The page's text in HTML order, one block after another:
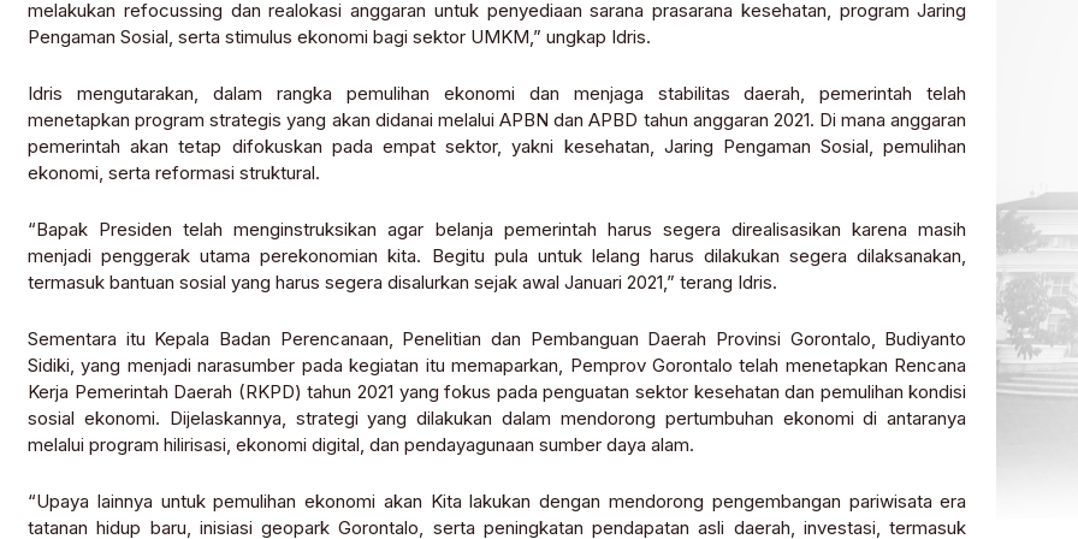
melakukan refocussing dan realokasi anggaran untuk penyediaan sarana prasarana kesehatan, program Jaring
Pengaman Sosial, serta stimulus ekonomi bagi sektor UMKM,” ungkap Idris.
Idris mengutarakan, dalam rangka pemulihan ekonomi dan menjaga stabilitas daerah, pemerintah telah
menetapkan program strategis yang akan didanai melalui APBN dan APBD tahun anggaran 2021. Di mana anggaran
pemerintah akan tetap difokuskan pada empat sektor, yakni kesehatan, Jaring Pengaman Sosial, pemulihan
ekonomi, serta reformasi struktural.
“Bapak Presiden telah menginstruksikan agar belanja pemerintah harus segera direalisasikan karena masih
menjadi penggerak utama perekonomian kita. Begitu pula untuk lelang harus dilakukan segera dilaksanakan,
termasuk bantuan sosial yang harus segera disalurkan sejak awal Januari 2021,” terang Idris.
Sementara itu Kepala Badan Perencanaan, Penelitian dan Pembanguan Daerah Provinsi Gorontalo, Budiyanto
Sidiki, yang menjadi narasumber pada kegiatan itu memaparkan, Pemprov Gorontalo telah menetapkan Rencana
Kerja Pemerintah Daerah (RKPD) tahun 2021 yang fokus pada penguatan sektor kesehatan dan pemulihan kondisi
sosial ekonomi. Dijelaskannya, strategi yang dilakukan dalam mendorong pertumbuhan ekonomi di antaranya
melalui program hilirisasi, ekonomi digital, dan pendayagunaan sumber daya alam.
“Upaya lainnya untuk pemulihan ekonomi akan Kita lakukan dengan mendorong pengembangan pariwisata era
tatanan hidup baru, inisiasi geopark Gorontalo, serta peningkatan pendapatan asli daerah, investasi, termasuk